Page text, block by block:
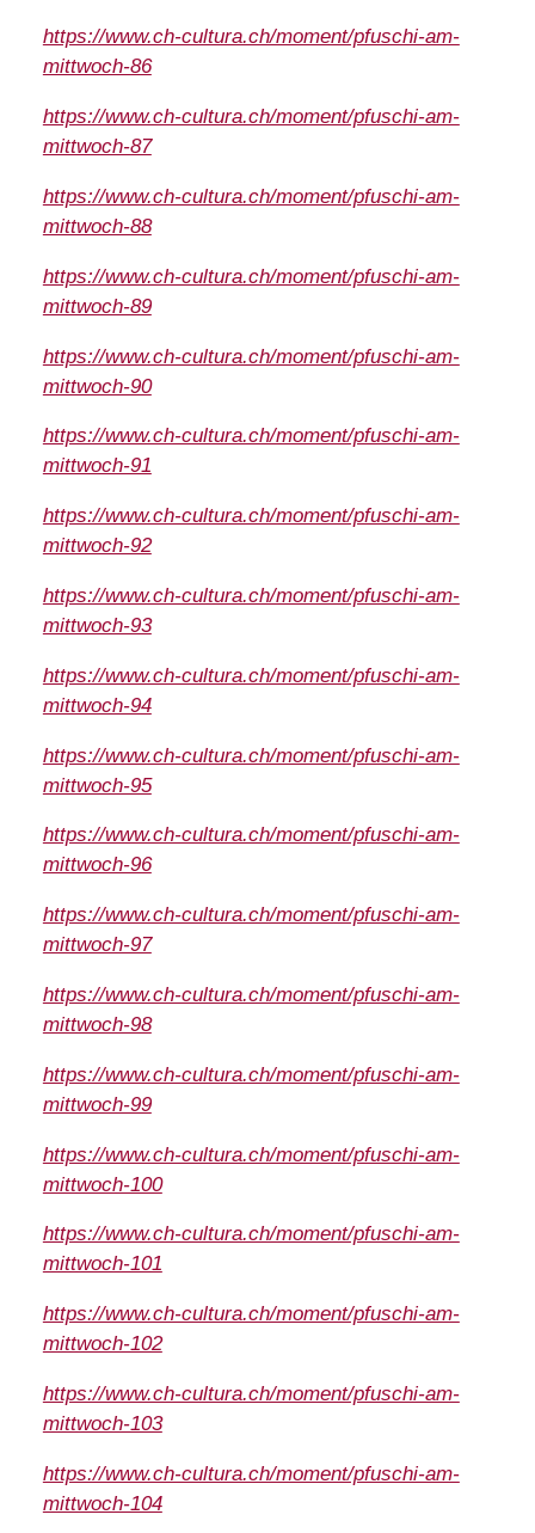
https://www.ch-cultura.ch/moment/pfuschi-am-
mittwoch-86
https://www.ch-cultura.ch/moment/pfuschi-am-
mittwoch-87
https://www.ch-cultura.ch/moment/pfuschi-am-
mittwoch-88
https://www.ch-cultura.ch/moment/pfuschi-am-
mittwoch-89
https://www.ch-cultura.ch/moment/pfuschi-am-
mittwoch-90
https://www.ch-cultura.ch/moment/pfuschi-am-
mittwoch-91
https://www.ch-cultura.ch/moment/pfuschi-am-
mittwoch-92
https://www.ch-cultura.ch/moment/pfuschi-am-
mittwoch-93
https://www.ch-cultura.ch/moment/pfuschi-am-
mittwoch-94
https://www.ch-cultura.ch/moment/pfuschi-am-
mittwoch-95
https://www.ch-cultura.ch/moment/pfuschi-am-
mittwoch-96
https://www.ch-cultura.ch/moment/pfuschi-am-
mittwoch-97
https://www.ch-cultura.ch/moment/pfuschi-am-
mittwoch-98
https://www.ch-cultura.ch/moment/pfuschi-am-
mittwoch-99
https://www.ch-cultura.ch/moment/pfuschi-am-
mittwoch-100
https://www.ch-cultura.ch/moment/pfuschi-am-
mittwoch-101
https://www.ch-cultura.ch/moment/pfuschi-am-
mittwoch-102
https://www.ch-cultura.ch/moment/pfuschi-am-
mittwoch-103
https://www.ch-cultura.ch/moment/pfuschi-am-
mittwoch-104